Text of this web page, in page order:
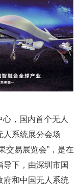
，国内首个无人
人系统展分会场
易展览会”，是在
下，由深圳市国
府和中国无人系统